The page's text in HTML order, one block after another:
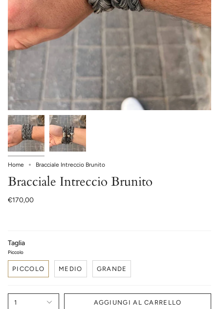
Home Bracciale Intreccio Brunito
Bracciale Intreccio Brunito
€170,00
Taglia
Piccolo
PICCOLO MEDIO GRANDE
1 AGGIUNGI AL CARRELLO